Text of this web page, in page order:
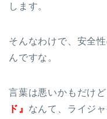
します。
そんなわけで、安全
んですな。
言葉は悪いかもだけど
ド』 なんて、ライジ